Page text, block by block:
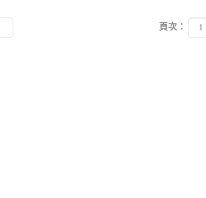
頁次：